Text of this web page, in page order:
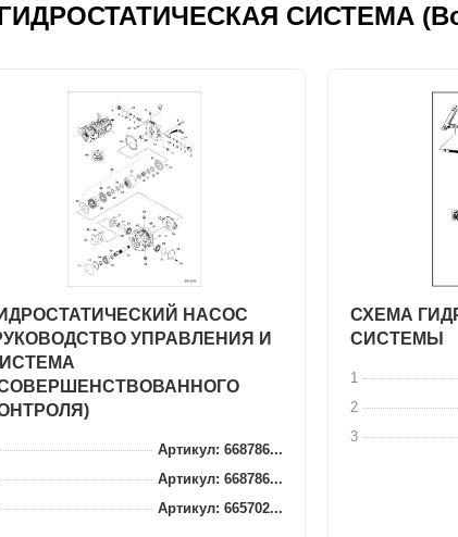
ГИДРОСТАТИЧЕСКАЯ СИСТЕМА
НАСОС
УПРАВЛЕНИЯ И
Артикул: 668786...
Артикул: 668786...
Артикул: 665702...
СХЕМА
СИСТЕМЫ
1
2
3